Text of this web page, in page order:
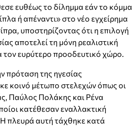
ευθέως το δίλημμα εάν το κόμμα
ή απέναντι» στο νέο εγχείρημα
υποστηρίζοντας ότι η επιλογή
αποτελεί τη μόνη ρεαλιστική
τον ευρύτερο προοδευτικό χώρο.
πρόταση της ηγεσίας
κοινό μέτωπο στελεχών όπως οι
Παύλος Πολάκης και Ρένα
κατέθεσαν εναλλακτική
πλευρά αυτή τάχθηκε κατά